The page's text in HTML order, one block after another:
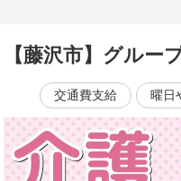
【藤沢市】グル
交通費支給 曜日